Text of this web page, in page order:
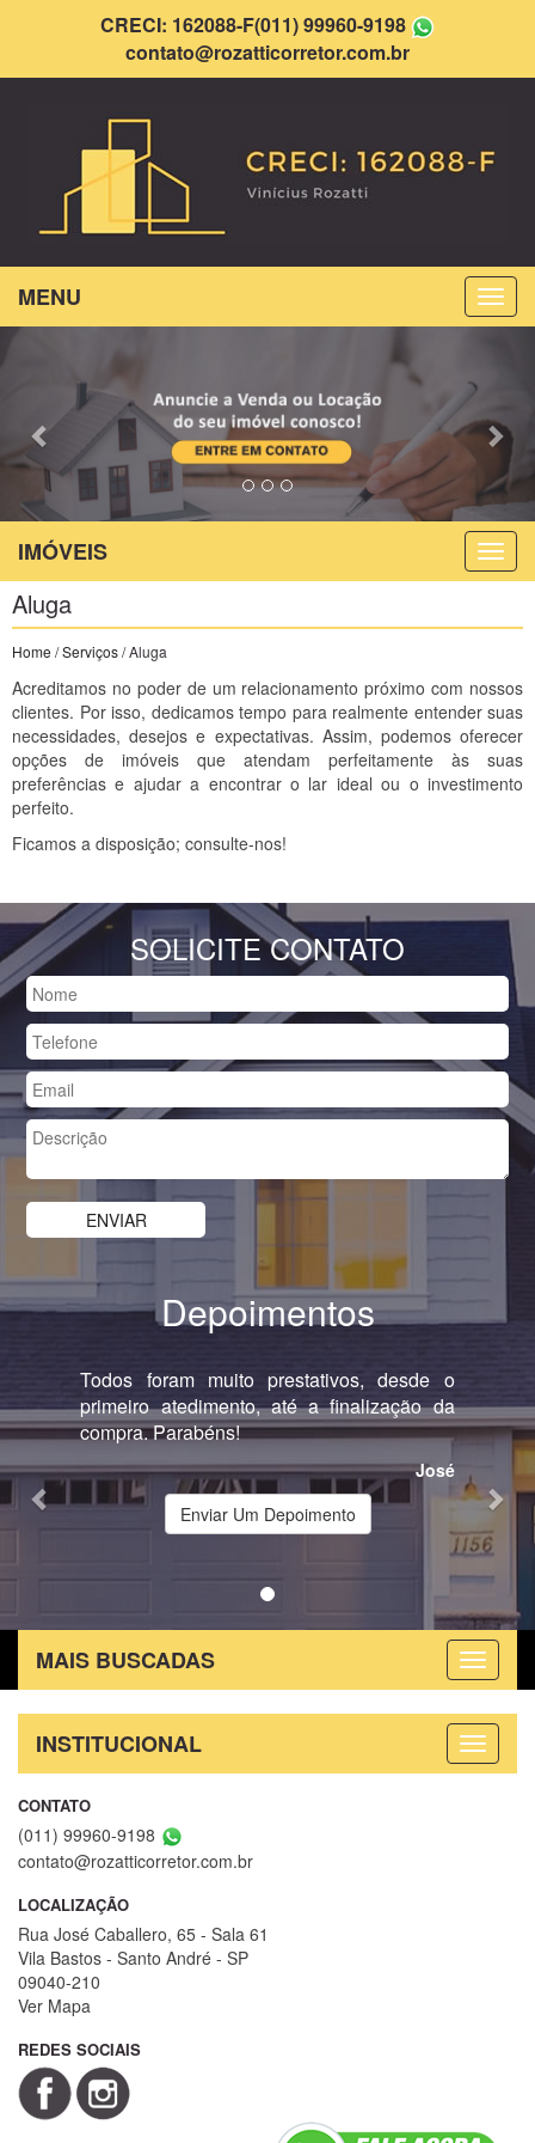
CRECI: 162088-F(011) 99960-9198
contato@rozatticorretor.com.br
MENU
IMÓVEIS
Aluga
Home /Serviços/ Aluga
Acreditamos no poder de um relacionamento próximo com nossos
clientes. Por isso, dedicamos tempo para realmente entender suas
necessidades, desejos e expectativas. Assim, podemos oferecer
opções de imóveis que atendam perfeitamente às suas
preferências e ajudar a encontrar o lar ideal ou o investimento
perfeito.
Ficamos a disposição; consulte-nos!
SOLICITE CONTATO
Depoimentos
Todos foram muito prestativos, desde o
primeiro atedimento, até a finalização da
compra. Parabéns!
José
Enviar Um Depoimento
MAIS BUSCADAS
INSTITUCIONAL
CONTATO
(011) 99960-9198
contato@rozatticorretor.com.br
LOCALIZAÇÃO
Rua José Caballero, 65 - Sala 61
Vila Bastos - Santo André - SP
09040-210
Ver Mapa
REDES SOCIAIS